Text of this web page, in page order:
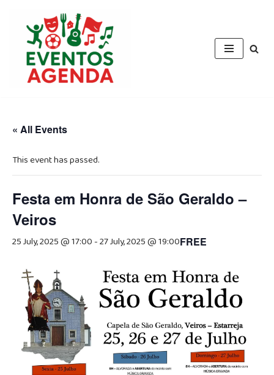
content
« All Events
This event has passed.
Festa em Honra de São Geraldo –
Veiros
25 July, 2025 @ 17:00-27 July, 2025 @ 19:00FREE